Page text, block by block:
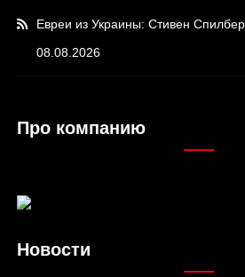
Евреи из Украины: Стивен
08.08.2026
Про компанию
Новости